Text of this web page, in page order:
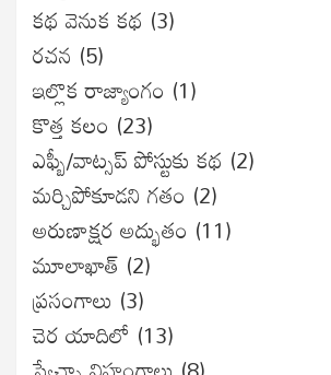
కథ వెనుక కథ (3)
రచన (5)
ఇల్లొక రాజ్యాంగం (1)
కొత్త కలం (23)
ఎఫ్బీ/వాట్సప్ పోస్టుకు కథ (2)
మర్చిపోకూడని గతం (2)
అరుణాక్షర అద్భుతం (11)
మూలాఖాత్ (2)
ప్రసంగాలు (3)
చెర యాదిలో (13)